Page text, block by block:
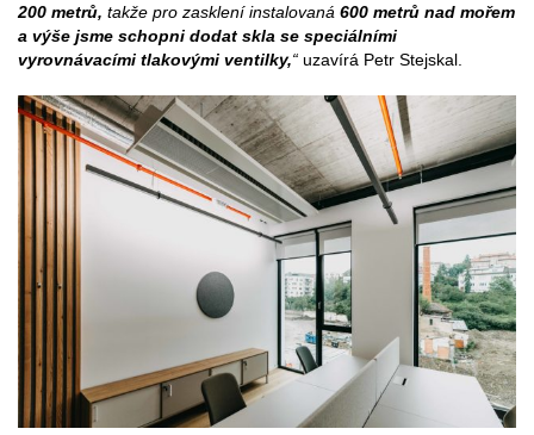
200 metrů, takže pro zasklení instalovaná 600 metrů nad mořem
a výše jsme schopni dodat skla se speciálními
vyrovnávacími tlakovými ventilky,“ uzavírá Petr Stejskal.